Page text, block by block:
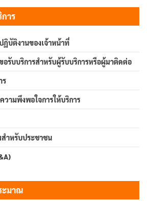
าร
ฏิบัติงานของเจ้าหน้าที่
รับบริการสำหรับผู้รับบริการหรือผู้มาติดต่อ
ร
วามพึงพอใจการให้บริการ
ำหรับประชาชน
ะมาณ